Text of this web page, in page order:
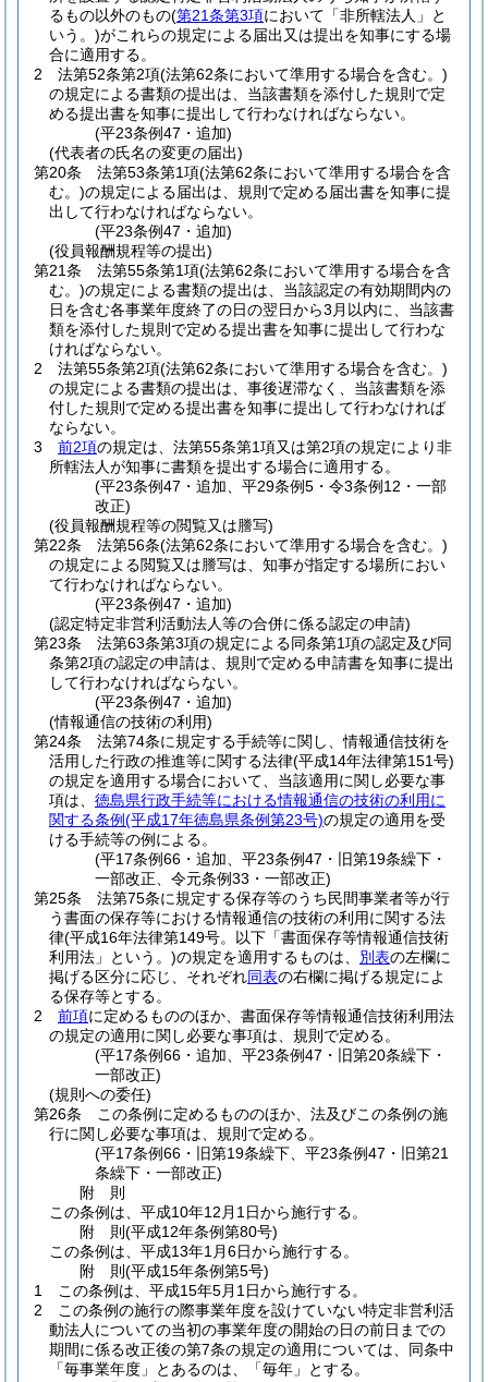
るもの以外のもの(第21条第3項において「非所轄法人」と
いう。)がこれらの規定による届出又は提出を知事にする場
合に適用する。
2
法第52条第2項(法第62条において準用する場合を含む。)
の規定による書類の提出は、当該書類を添付した規則で定
める提出書を知事に提出して行わなければならない。
(平23条例47・追加)
(代表者の氏名の変更の届出)
第20条
法第53条第1項(法第62条において準用する場合を含
む。)の規定による届出は、規則で定める届出書を知事に提
出して行わなければならない。
(平23条例47・追加)
(役員報酬規程等の提出)
第21条
法第55条第1項(法第62条において準用する場合を含
む。)の規定による書類の提出は、当該認定の有効期間内の
日を含む各事業年度終了の日の翌日から3月以内に、当該書
類を添付した規則で定める提出書を知事に提出して行わな
ければならない。
2
法第55条第2項(法第62条において準用する場合を含む。)
の規定による書類の提出は、事後遅滞なく、当該書類を添
付した規則で定める提出書を知事に提出して行わなければ
ならない。
3
前2項の規定は、法第55条第1項又は第2項の規定により非
所轄法人が知事に書類を提出する場合に適用する。
(平23条例47・追加、平29条例5・令3条例12・一部
改正)
(役員報酬規程等の閲覧又は謄写)
第22条
法第56条(法第62条において準用する場合を含む。)
の規定による閲覧又は謄写は、知事が指定する場所におい
て行わなければならない。
(平23条例47・追加)
(認定特定非営利活動法人等の合併に係る認定の申請)
第23条
法第63条第3項の規定による同条第1項の認定及び同
条第2項の認定の申請は、規則で定める申請書を知事に提出
して行わなければならない。
(平23条例47・追加)
(情報通信の技術の利用)
第24条
法第74条に規定する手続等に関し、情報通信技術を
活用した行政の推進等に関する法律(平成14年法律第151号)
の規定を適用する場合において、当該適用に関し必要な事
項は、 徳島県行政手続等における情報通信の技術の利用に
関する条例(平成17年徳島県条例第23号)の規定の適用を受
ける手続等の例による。
(平17条例66・追加、平23条例47・旧第19条繰下・
一部改正、令元条例33・一部改正)
第25条
法第75条に規定する保存等のうち民間事業者等が行
う書面の保存等における情報通信の技術の利用に関する法
律(平成16年法律第149号。以下「書面保存等情報通信技術
利用法」という。)の規定を適用するものは、 別表の左欄に
掲げる区分に応じ、それぞれ同表の右欄に掲げる規定によ
る保存等とする。
2
前項に定めるもののほか、書面保存等情報通信技術利用法
の規定の適用に関し必要な事項は、規則で定める。
(平17条例66・追加、平23条例47・旧第20条繰下・
一部改正)
(規則への委任)
第26条
この条例に定めるもののほか、法及びこの条例の施
行に関し必要な事項は、規則で定める。
(平17条例66・旧第19条繰下、平23条例47・旧第21
条繰下・一部改正)
附 則
この条例は、平成10年12月1日から施行する。
附 則(平成12年条例第80号)
この条例は、平成13年1月6日から施行する。
附 則(平成15年条例第5号)
1
この条例は、平成15年5月1日から施行する。
2
この条例の施行の際事業年度を設けていない特定非営利活
動法人についての当初の事業年度の開始の日の前日までの
期間に係る改正後の第7条の規定の適用については、同条中
「毎事業年度」とあるのは、「毎年」とする。